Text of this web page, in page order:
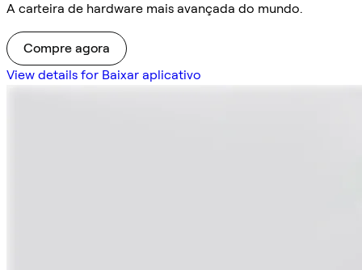
A carteira de hardware mais avançada do mundo.
Compre agora
View details for Baixar aplicativo